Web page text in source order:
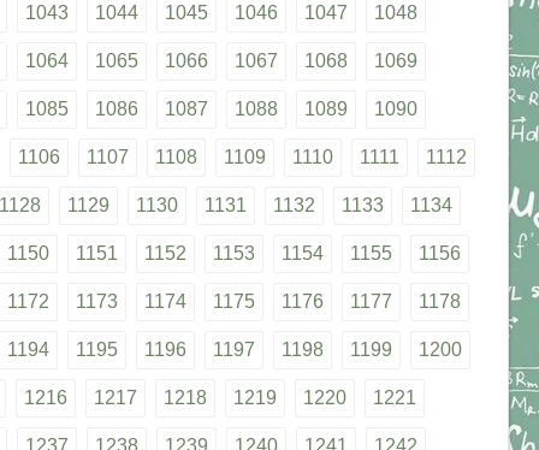
1043 1044 1045 1046 1047 1048
1064 1065 1066 1067 1068 1069
1085 1086 1087 1088 1089 1090
1106 1107 1108 1109 1110 1111 1112
1128 1129 1130 1131 1132 1133 1134
1150 1151 1152 1153 1154 1155 1156
1172 1173 1174 1175 1176 1177 1178
1194 1195 1196 1197 1198 1199 1200
1216 1217 1218 1219 1220 1221
1237 1238 1239 1240 1241 1242